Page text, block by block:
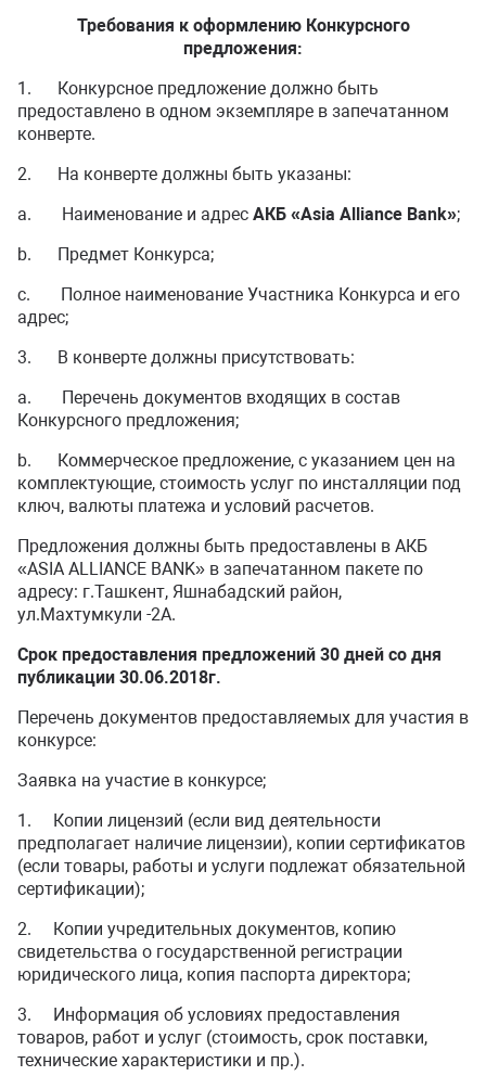
Требования к оформлению Конкурсного
предложения:
1. Конкурсное предложение должно быть
предоставлено в одном экземпляре в запечатанном
конверте.
2. На конверте должны быть указаны:
a. Наименование и адрес АКБ «Asia Alliance Bank»;
b. Предмет Конкурса;
c. Полное наименование Участника Конкурса и его
адрес;
3. В конверте должны присутствовать:
a. Перечень документов входящих в состав
Конкурсного предложения;
b. Коммерческое предложение, с указанием цен на
комплектующие, стоимость услуг по инсталляции под
ключ, валюты платежа и условий расчетов.
Предложения должны быть предоставлены в АКБ
«ASIA ALLIANCE BANK» в запечатанном пакете по
адресу: г.Ташкент, Яшнабадский район,
ул.Махтумкули -2А.
Срок предоставления предложений 30 дней со дня
публикации 30.06.2018г.
Перечень документов предоставляемых для участия в
конкурсе:
Заявка на участие в конкурсе;
1. Копии лицензий (если вид деятельности
предполагает наличие лицензии), копии сертификатов
(если товары, работы и услуги подлежат обязательной
сертификации);
2. Копии учредительных документов, копию
свидетельства о государственной регистрации
юридического лица, копия паспорта директора;
3. Информация об условиях предоставления
товаров, работ и услуг (стоимость, срок поставки,
технические характеристики и пр.).